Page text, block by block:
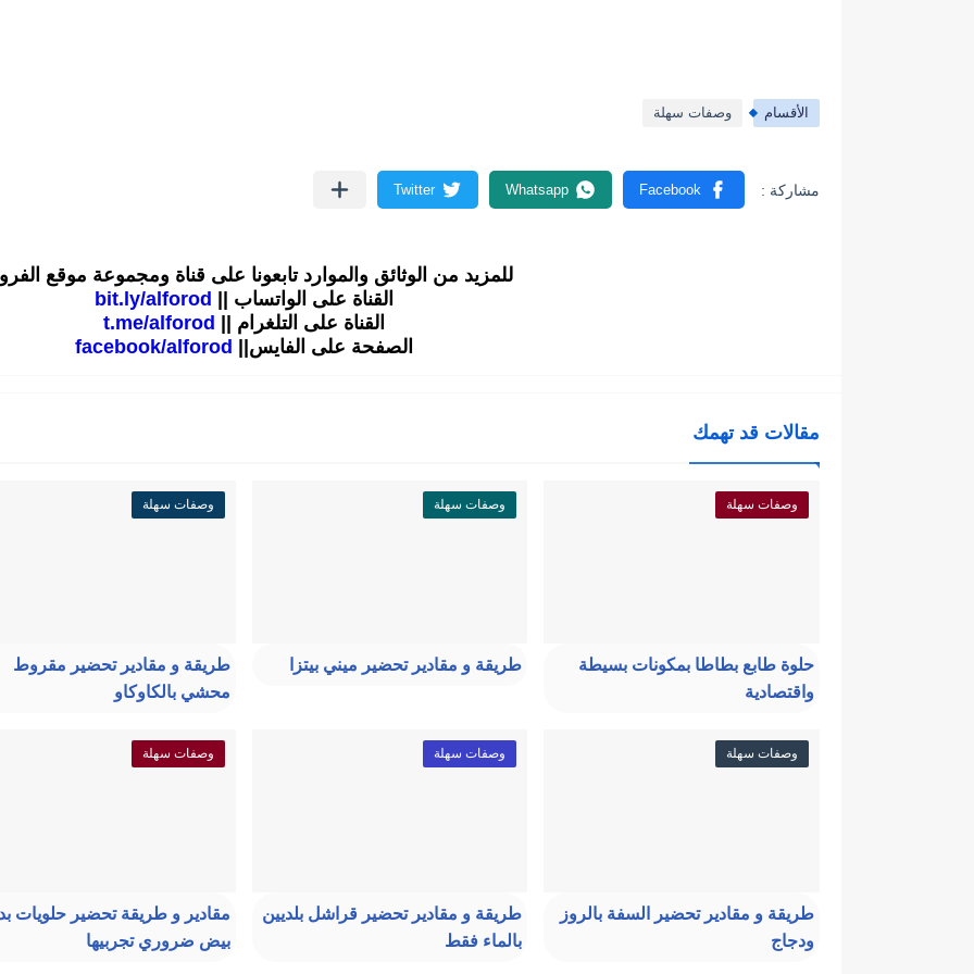
الأقسام وصفات سهلة
للمزيد من الوثائق والموارد تابعونا على قناة ومجموعة موقع
القناة على الواتساب ||
bit.ly/alforod
القناة على التلغرام ||
t.me/alforod
الصفحة على الفايس||
facebook/alforod
مقالات قد تهمك
وصفات سهلة
حلوة طابع بطاطا بمكونات بسيطة
واقتصادية
وصفات سهلة
طريقة و مقادير تحضير ميني بيتزا
وصفات سهلة
طريقة و مقادير تحضير مقروط
محشي بالكاوكاو
وصفات سهلة
طريقة و مقادير تحضير السفة بالروز
ودجاج
وصفات سهلة
طريقة و مقادير تحضير قراشل بلديين
بالماء فقط
وصفات سهلة
مقادير و طريقة تحضير حلويات
بيض ضروري تجربيها